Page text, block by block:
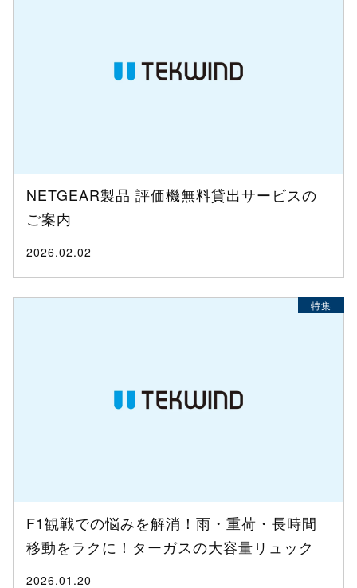
NETGEAR製品 評価機無料貸出サービスの
ご案内
2026.02.02
特集
F1観戦での悩みを解消！雨・重荷・長時間
移動をラクに！ターガスの大容量リュック
2026.01.20